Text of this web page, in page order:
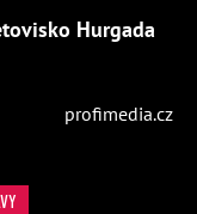
Hurgada
profimedia.cz